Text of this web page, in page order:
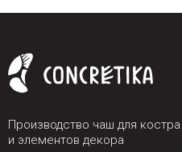
Производство чаш для костра
и элементов декора